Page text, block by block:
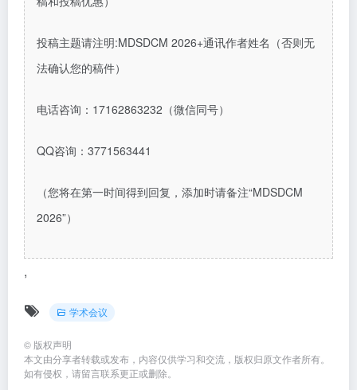
投稿主题请注明:MDSDCM 2026+通讯作者姓名（否则无
法确认您的稿件）
电话咨询： 17162863232（微信同号）
QQ咨询： 3771563441
（您将在第一时间得到回复，添加时请备注“MDSDCM
2026”）
,
学术会议
© 版权声明
本文由分享者转载或发布，内容仅供学习和交流，版权归原文作者所有。
如有侵权，请留言联系更正或删除。